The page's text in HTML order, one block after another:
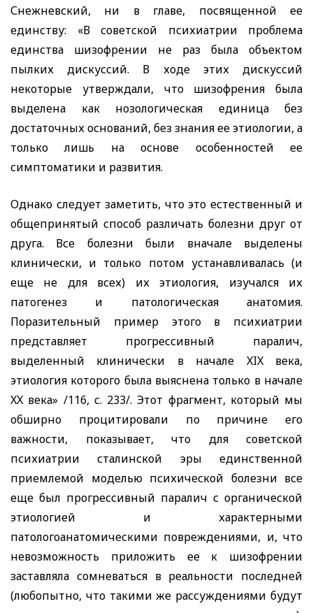
Снежневский, ни в главе, посвященной ее
единству: «В советской психиатрии проблема
единства шизофрении не раз была объектом
пылких дискуссий. В ходе этих дискуссий
некоторые утверждали, что шизофрения была
выделена как нозологическая единица без
достаточных оснований, без знания ее этиологии, а
только лишь на основе особенностей ее
симптоматики и развития.
Однако следует заметить, что это естественный и
общепринятый способ различать болезни друг от
друга. Все болезни были вначале выделены
клинически, и только потом устанавливалась (и
еще не для всех) их этиология, изучался их
патогенез и патологическая анатомия.
Поразительный пример этого в психиатрии
представляет прогрессивный паралич,
выделенный клинически в начале XIX века,
этиология которого была выяснена только в начале
XX века» /116, с. 233/. Этот фрагмент, который мы
обширно процитировали по причине его
важности, показывает, что для советской
психиатрии сталинской эры единственной
приемлемой моделью психической болезни все
еще был прогрессивный паралич с органической
этиологией и характерными
патологоанатомическими повреждениями, и, что
невозможность приложить ее к шизофрении
заставляла сомневаться в реальности последней
(любопытно, что такими же рассуждениями будут